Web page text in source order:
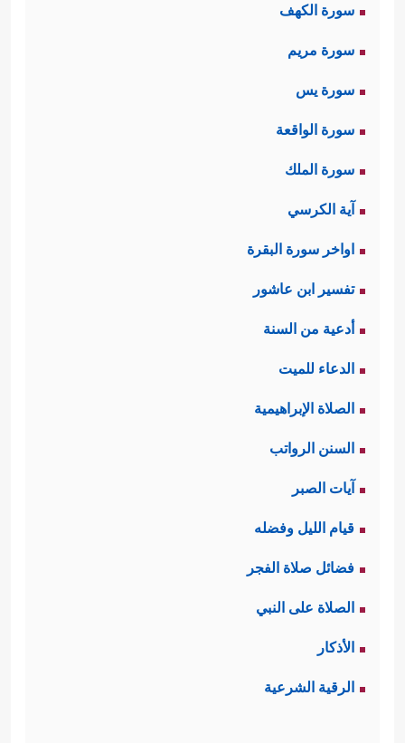
سورة الكهف
سورة مريم
سورة يس
سورة الواقعة
سورة الملك
آية الكرسي
اواخر سورة البقرة
تفسير ابن عاشور
أدعية من السنة
الدعاء للميت
الصلاة الإبراهيمية
السنن الرواتب
آيات الصبر
قيام الليل وفضله
فضائل صلاة الفجر
الصلاة على النبي
الأذكار
الرقية الشرعية